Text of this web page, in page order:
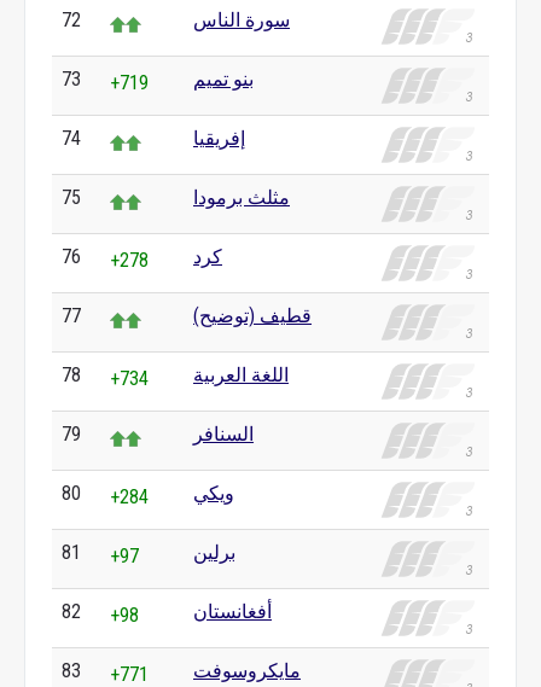
72 سورة الناس
73 +719 بنو تميم
74 إفريقيا
75 مثلث برمودا
76 +278 كرد
77 قطيف (توضيح)
78 +734 اللغة العربية
79 السنافر
80 +284 ويكي
81 +97 برلين
82 +98 أفغانستان
83 +771 مايكروسوفت